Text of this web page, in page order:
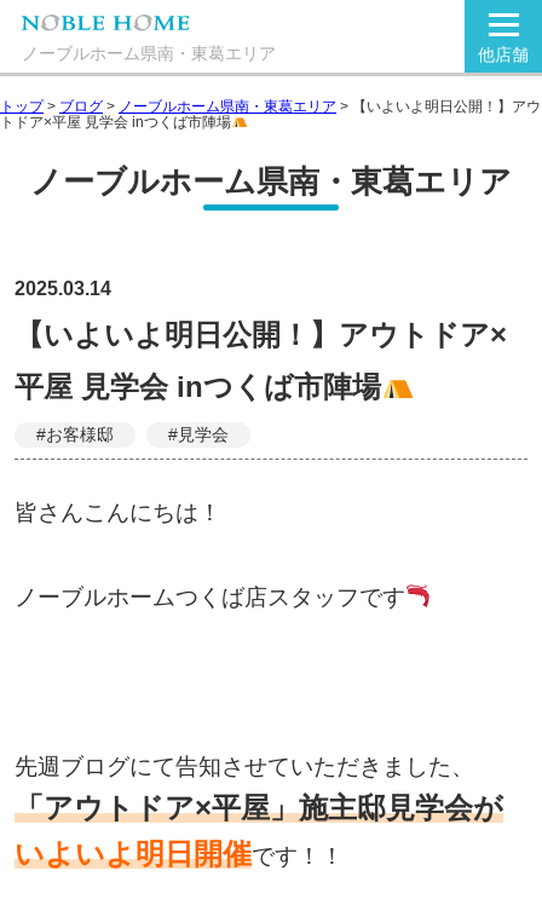
ノーブルホーム県南・東葛エリア 他店舗
トップ> ブログ > ノーブルホーム県南・東葛エリア >
【いよいよ明日公開！】アウ
トドア×平屋 見学会 inつくば市陣場
ノーブルホーム県南・東葛エリア
2025.03.14
【いよいよ明日公開！】アウトドア×
平屋 見学会 inつくば市陣場
#お客様邸 #見学会
皆さんこんにちは！
ノーブルホームつくば店スタッフです
先週ブログにて告知させていただきました、
「アウトドア×平屋」施主邸見学会が
いよいよ明日開催です！！